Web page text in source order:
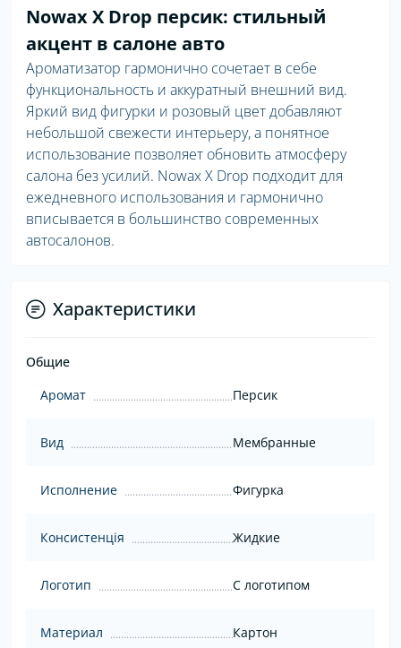
Nowax X Drop персик: стильный
акцент в салоне авто
Ароматизатор гармонично сочетает в себе
функциональность и аккуратный внешний вид.
Яркий вид фигурки и розовый цвет добавляют
небольшой свежести интерьеру, а понятное
использование позволяет обновить атмосферу
салона без усилий. Nowax X Drop подходит для
ежедневного использования и гармонично
вписывается в большинство современных
автосалонов.
Характеристики
Общие
Аромат
Персик
Вид Мембранные
Исполнение Фигурка
Консистенція Жидкие
Логотип С логотипом
Материал Картон